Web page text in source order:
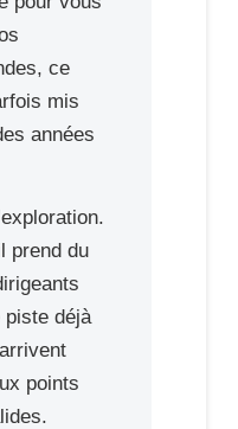
ce
mis
années
prend du
déjà
points